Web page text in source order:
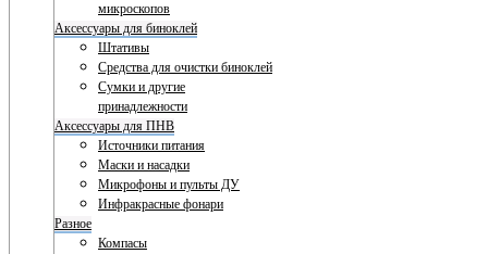
микроскопов
Аксессуары для биноклей
Штативы
Средства для очистки биноклей
Сумки и другие
принадлежности
Аксессуары для ПНВ
Источники питания
Маски и насадки
Микрофоны и пульты ДУ
Инфракрасные фонари
Разное
Компасы